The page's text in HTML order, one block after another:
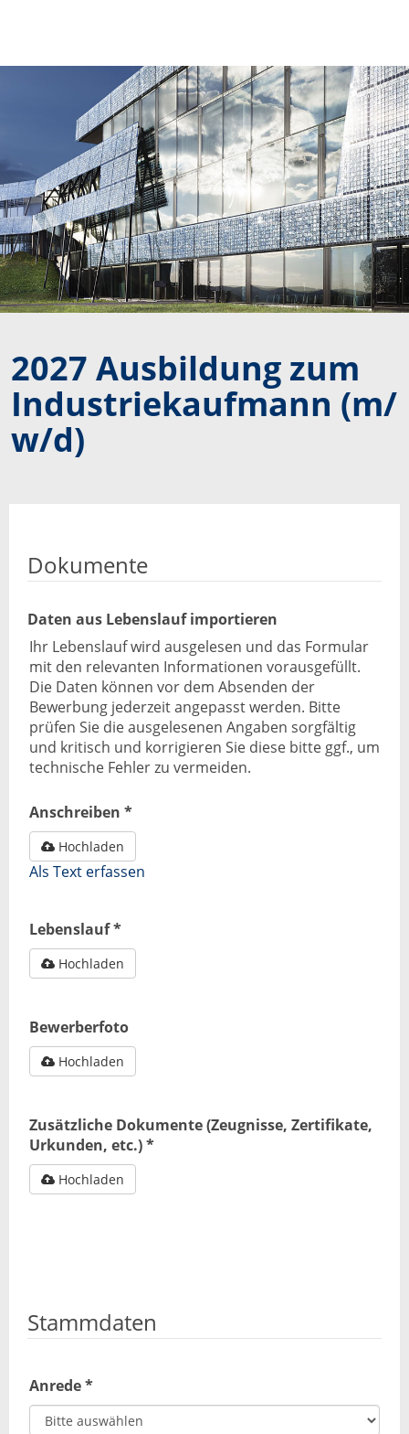
2027 Ausbildung zum
Industriekaufmann (m/
w/d)
Dokumente
Daten aus Lebenslauf importieren
Ihr Lebenslauf wird ausgelesen und das Formular
mit den relevanten Informationen vorausgefüllt.
Die Daten können vor dem Absenden der
Bewerbung jederzeit angepasst werden. Bitte
prüfen Sie die ausgelesenen Angaben sorgfältig
und kritisch und korrigieren Sie diese bitte ggf., um
technische Fehler zu vermeiden.
Anschreiben *
Hochladen
Als Text erfassen
Lebenslauf *
Hochladen
Bewerberfoto
Hochladen
Zusätzliche Dokumente (Zeugnisse, Zertifikate,
Urkunden, etc.) *
Hochladen
Stammdaten
Anrede *